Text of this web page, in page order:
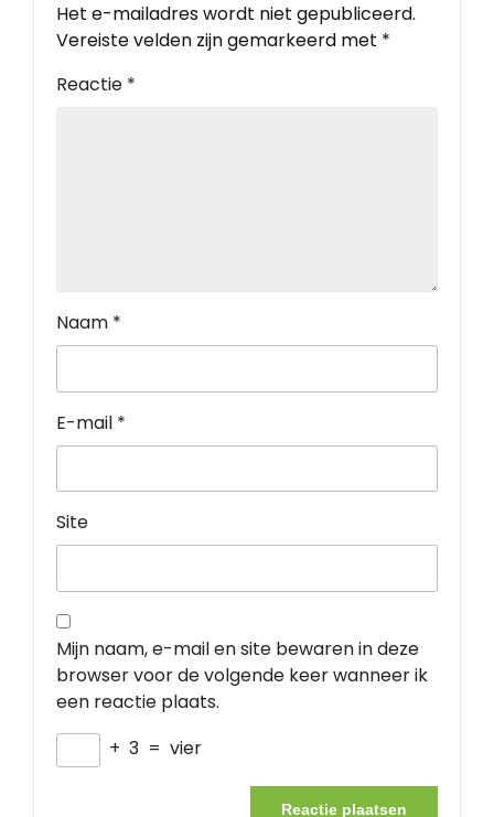
Het e-mailadres wordt niet gepubliceerd.
Vereiste velden zijn gemarkeerd met *
Reactie *
Naam *
E-mail *
Site
Mijn naam, e-mail en site bewaren in deze
browser voor de volgende keer wanneer ik
een reactie plaats.
+ 3 = vier